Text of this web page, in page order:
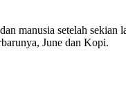
manusia setelah
June dan Kopi.